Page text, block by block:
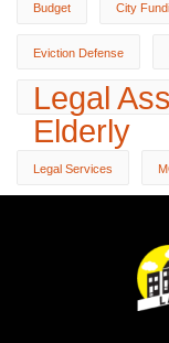
Budget City
Eviction Defense
Legal
Elderly
Legal Services